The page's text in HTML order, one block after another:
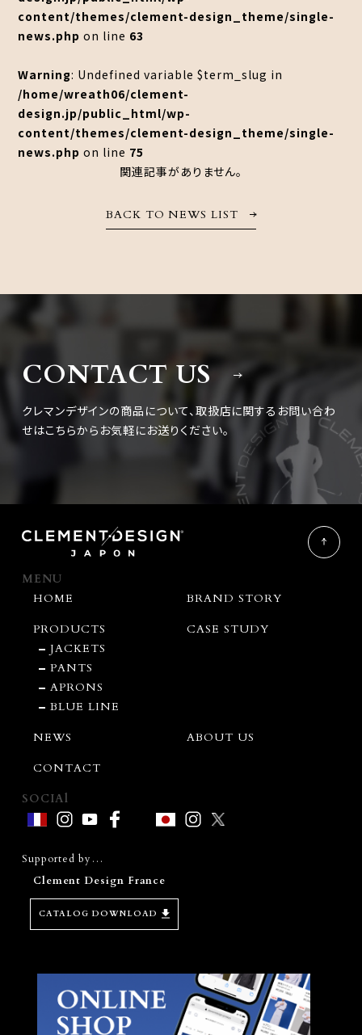
content/themes/clement-design_theme/single-
news.php on line 63
Warning: Undefined variable $term_slug in
/home/wreath06/clement-
design.jp/public_html/wp-
content/themes/clement-design_theme/single-
news.php on line 75
関連記事がありません。
BACK TO NEWS LIST
CONTACT US
クレマンデザインの商品について、取扱店に関するお問い合わ
せはこちらからお気軽にお送りください。
MENU
HOME
BRAND STORY
PRODUCTS
JACKETS
PANTS
APRONS
BLUE LINE
CASE STUDY
NEWS
ABOUT US
CONTACT
SOCIAl
Supported by…
Clement Design France
CATALOG DOWNLOAD